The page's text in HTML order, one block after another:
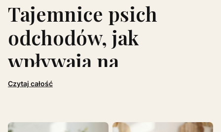
Tajemnice psich
odchodów, jak
wpływają na
środowisko
my, interesują się ochroną planety i dokonują
Czytaj całość